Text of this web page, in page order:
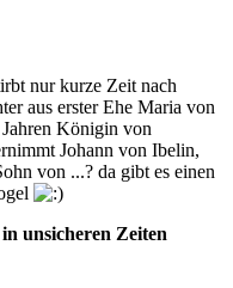
nur kurze Zeit nach
aus erster Ehe Maria von
Königin von
Johann von Ibelin,
von ...? da gibt es einen
unsicheren Zeiten